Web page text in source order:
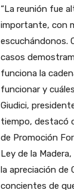
“La reunión fue
importante, con
escuchándonos.
casos
funciona la
funcionar y
Giudici,
tiempo, destacó
de Promoción
Ley de la
la apreciación de
concientes de